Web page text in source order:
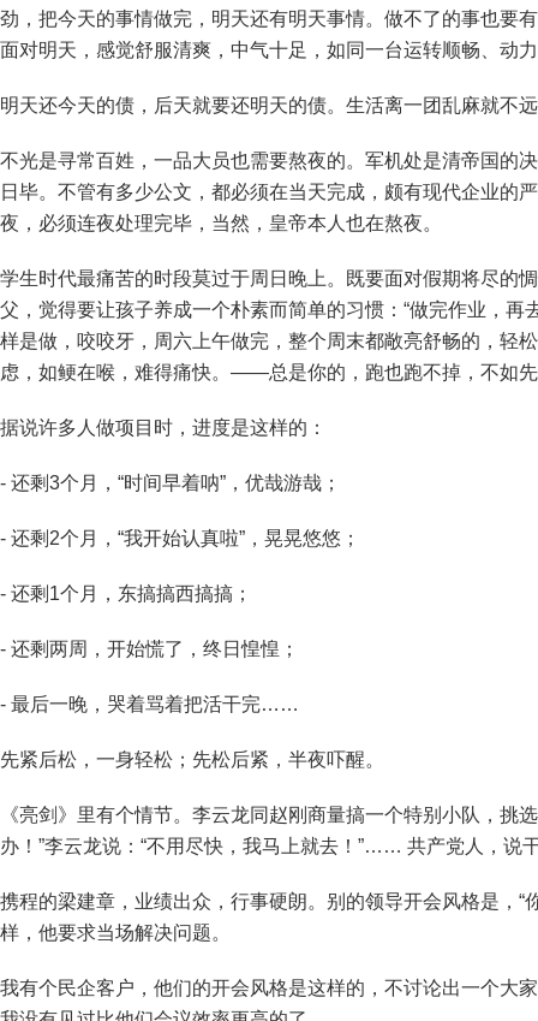
劲，把今天的事情做完，明天还有明天事情。做不了的事也要
面对明天，感觉舒服清爽，中气十足，如同一台运转顺畅、动
明天还今天的债，后天就要还明天的债。生活离一团乱麻就不
不光是寻常百姓，一品大员也需要熬夜的。军机处是清帝国的
日毕。不管有多少公文，都必须在当天完成，颇有现代企业的
夜，必须连夜处理完毕，当然，皇帝本人也在熬夜。
学生时代最痛苦的时段莫过于周日晚上。既要面对假期将尽的
父，觉得要让孩子养成一个朴素而简单的习惯：“做完作业，
样是做，咬咬牙，周六上午做完，整个周末都敞亮舒畅的，轻
虑，如鲠在喉，难得痛快。——总是你的，跑也跑不掉，不如
据说许多人做项目时，进度是这样的：
- 还剩3个月，“时间早着呐”，优哉游哉；
- 还剩2个月，“我开始认真啦”，晃晃悠悠；
- 还剩1个月，东搞搞西搞搞；
- 还剩两周，开始慌了，终日惶惶；
- 最后一晚，哭着骂着把活干完……
先紧后松，一身轻松；先松后紧，半夜吓醒。
《亮剑》里有个情节。李云龙同赵刚商量搞一个特别小队，挑
办！”李云龙说：“不用尽快，我马上就去！”…… 共产党人，说
携程的梁建章，业绩出众，行事硬朗。别的领导开会风格是，
样，他要求当场解决问题。
我有个民企客户，他们的开会风格是这样的，不讨论出一个大